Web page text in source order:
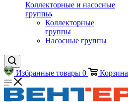
Коллекторные и насосные
группы
Коллекторные
группы
Насосные группы
Избранные товары 0 Корзина